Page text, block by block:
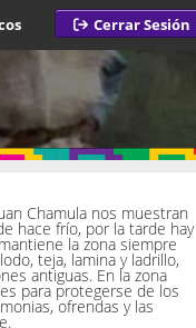
Cerrar Sesión
Chamula nos muestran
hace frío, por la tarde hay
la zona siempre
teja, lamina y ladrillo,
antiguas. En la zona
para protegerse de los
ofrendas y las